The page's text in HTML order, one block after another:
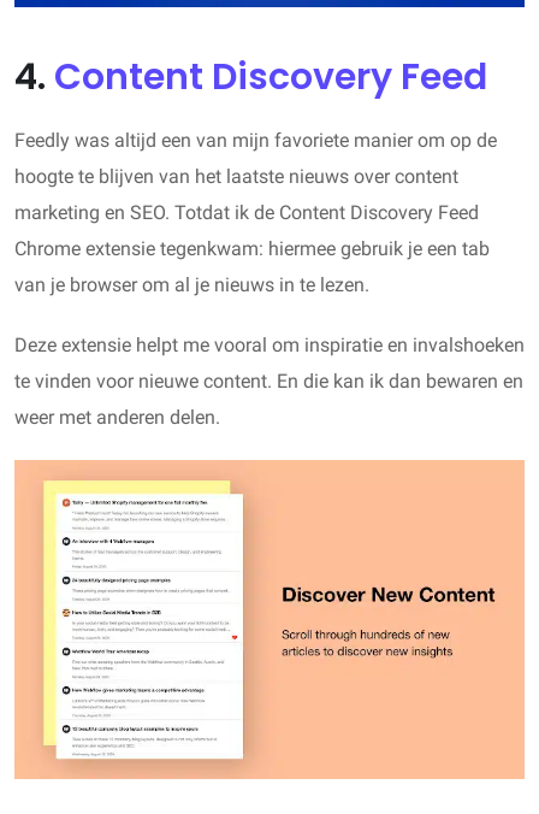
4. Content Discovery Feed
Feedly was altijd een van mijn favoriete manier om op de
hoogte te blijven van het laatste nieuws over content
marketing en SEO. Totdat ik de Content Discovery Feed
Chrome extensie tegenkwam: hiermee gebruik je een tab
van je browser om al je nieuws in te lezen.
Deze extensie helpt me vooral om inspiratie en invalshoeken
te vinden voor nieuwe content. En die kan ik dan bewaren en
weer met anderen delen.